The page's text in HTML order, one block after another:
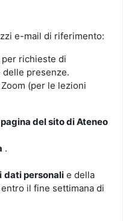
e-mail di riferimento:
richieste di
presenze.
(per le lezioni
pagina del sito di Ateneo
.
i dati personali e della
il fine settimana di